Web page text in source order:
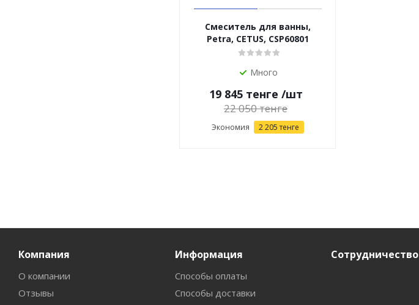
Смеситель для ванны,
Petra, CETUS, CSP60801
Много
19 845тенге /шт
22 050тенге
Экономия 2 205тенге
Компания
О компании
Отзывы
Информация
Способы оплаты
Способы доставки
Сотрудничество